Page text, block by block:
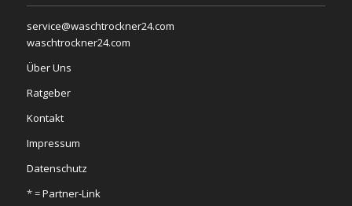
service@waschtrockner24.com
waschtrockner24.com
Über Uns
Ratgeber
Kontakt
Impressum
Datenschutz
* =Partner-Link